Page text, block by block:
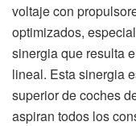
voltaje con
optimizados,
sinergia que resulta
lineal. Esta sinergia
superior de coches
aspiran todos los